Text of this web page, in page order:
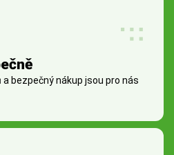
bezpečný nákup jsou pro nás